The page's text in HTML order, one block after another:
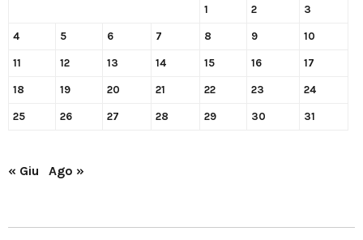
1 2 3
4 5 6 7 8 9 10
11 12 13 14 15 16 17
18 19 20 21 22 23 24
25 26 27 28 29 30 31
« Giu Ago »